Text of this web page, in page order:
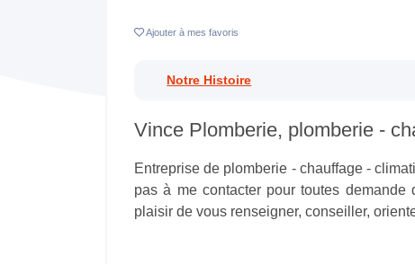
Ajouter à mes favoris
Notre Histoire
Vince Plomberie, plomberie -
Entreprise de plomberie - chauffage -
pas à me contacter pour toutes
plaisir de vous renseigner, conseiller,